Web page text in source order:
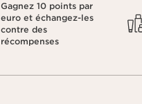
Gagnez 10 points par
euro et échangez-les
contre des
récompenses